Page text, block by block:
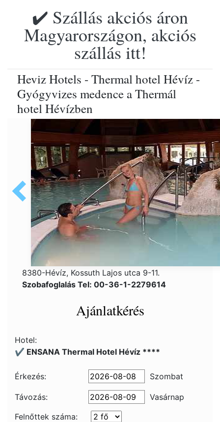
✔️ Szállás akciós áron
Magyarországon, akciós
szállás itt!
Heviz Hotels - Thermal hotel Hévíz -
Gyógyvizes medence a Thermál
hotel Hévízben
8380-Hévíz, Kossuth Lajos utca 9-11.
Szobafoglalás Tel: 00-36-1-2279614
Ajánlatkérés
Hotel:
✔️ ENSANA Thermal Hotel Hévíz ****
Érkezés: Szombat
Távozás:
Vasárnap
Felnőttek száma: